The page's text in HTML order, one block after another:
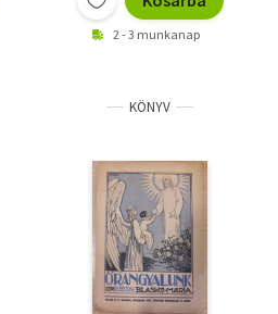
2 - 3 munkanap
KÖNYV